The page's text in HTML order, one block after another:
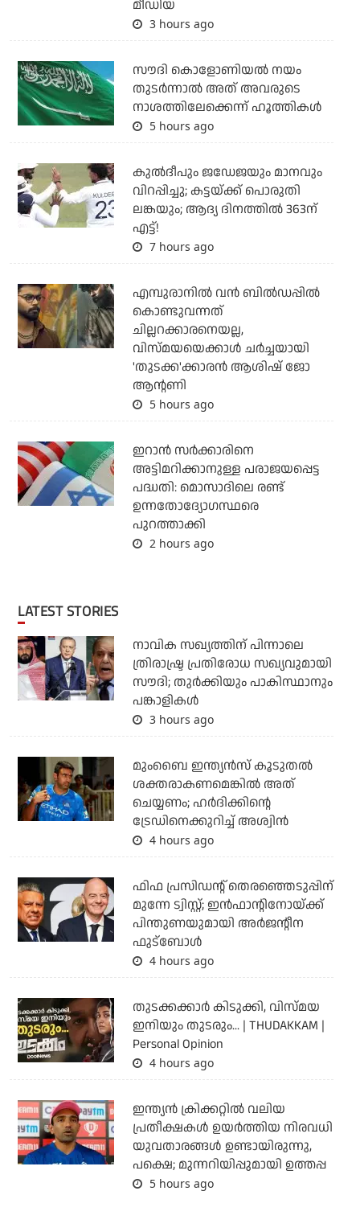
മീഡിയ
3 hours ago
സൗദി കൊളോണിയല്‍ നയം
തുടര്‍ന്നാല്‍ അത് അവരുടെ
നാശത്തിലേക്കെന്ന് ഹൂത്തികള്‍
5 hours ago
കുല്‍ദീപും ജഡേജയും മാനവും
വിറപ്പിച്ചു; കട്ടയ്ക്ക് പൊരുതി
ലങ്കയും; ആദ്യ ദിനത്തില്‍ 363ന്
എട്ട്!
7 hours ago
എമ്പുരാനില്‍ വന്‍ ബില്‍ഡപ്പില്‍
കൊണ്ടുവന്നത്
ചില്ലറക്കാരനെയല്ല,
വിസ്മയയെക്കാള്‍ ചര്‍ച്ചയായി
'തുടക്ക'ക്കാരന്‍ ആശിഷ് ജോ
ആന്റണി
5 hours ago
ഇറാന്‍ സര്‍ക്കാരിനെ
അട്ടിമറിക്കാനുള്ള പരാജയപ്പെട്ട
പദ്ധതി: മൊസാദിലെ രണ്ട്
ഉന്നതോദ്യോഗസ്ഥരെ
പുറത്താക്കി
2 hours ago
LATEST STORIES
നാവിക സഖ്യത്തിന് പിന്നാലെ
ത്രിരാഷ്ട്ര പ്രതിരോധ സഖ്യവുമായി
സൗദി; തുര്‍ക്കിയും പാകിസ്ഥാനും
പങ്കാളികള്‍
3 hours ago
മുംബൈ ഇന്ത്യന്‍സ് കൂടുതല്‍
ശക്തരാകണമെങ്കില്‍ അത്
ചെയ്യണം; ഹര്‍ദിക്കിന്റെ
ട്രേഡിനെക്കുറിച്ച് അശ്വിന്‍
4 hours ago
ഫിഫ പ്രസിഡന്റ് തെരഞ്ഞെടുപ്പിന്
മുന്നേ ട്വിസ്റ്റ്; ഇന്‍ഫാന്റിനോയ്ക്ക്
പിന്തുണയുമായി അര്‍ജന്റീന
ഫുട്‌ബോള്‍
4 hours ago
തുടക്കക്കാര്‍ കിടുക്കി, വിസ്മയ
ഇനിയും തുടരും... | THUDAKKAM |
Personal Opinion
4 hours ago
ഇന്ത്യന്‍ ക്രിക്കറ്റില്‍ വലിയ
പ്രതീക്ഷകള്‍ ഉയര്‍ത്തിയ നിരവധി
യുവതാരങ്ങള്‍ ഉണ്ടായിരുന്നു,
പക്ഷെ; മുന്നറിയിപ്പുമായി ഉത്തപ്പ
5 hours ago